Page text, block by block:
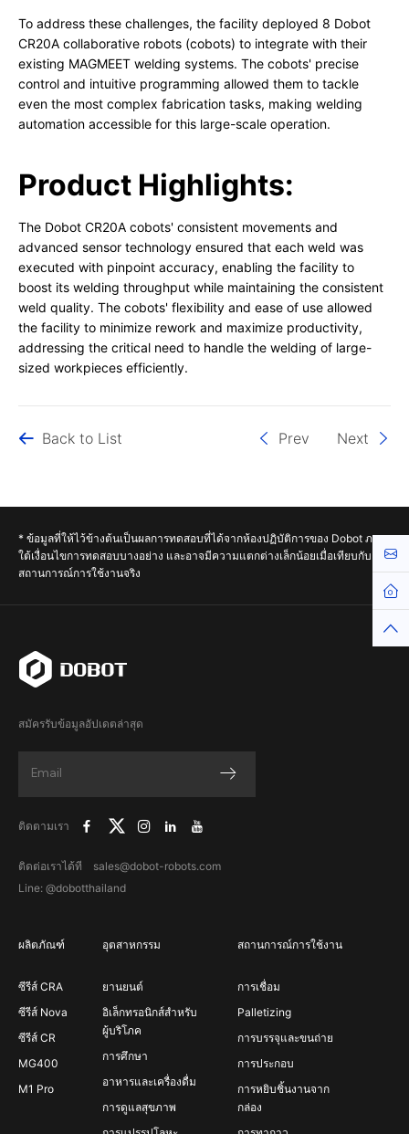
To address these challenges, the facility deployed 8 Dobot
CR20A collaborative robots (cobots) to integrate with their
existing MAGMEET welding systems. The cobots' precise
control and intuitive programming allowed them to tackle
even the most complex fabrication tasks, making welding
automation accessible for this large-scale operation.
Product Highlights:
The Dobot CR20A cobots' consistent movements and
advanced sensor technology ensured that each weld was
executed with pinpoint accuracy, enabling the facility to
boost its welding throughput while maintaining the consistent
weld quality. The cobots' flexibility and ease of use allowed
the facility to minimize rework and maximize productivity,
addressing the critical need to handle the welding of large-
sized workpieces efficiently.
Back to List Prev Next
* ข้อมูลที่ให้ไว้ข้างต้นเป็นผลการทดสอบที่ได้จากห้องปฏิบัติการของ Dobot ภาย
ใต้เงื่อนไขการทดสอบบางอย่าง และอาจมีความแตกต่างเล็กน้อยเมื่อเทียบกับ
สถานการณ์การใช้งานจริง
สมัครรับข้อมูลอัปเดตล่าสุด
ติดตามเรา
ติดต่อเราได้ที sales@dobot-robots.com
Line: @dobotthailand
ผลิตภัณฑ์
ซีรีส์ CRA
ซีรีส์ Nova
ซีรีส์ CR
MG400
M1 Pro
อุตสาหกรรม
ยานยนต์
อิเล็กทรอนิกส์สำหรับ
ผู้บริโภค
การศึกษา
อาหารและเครื่องดื่ม
การดูแลสุขภาพ
สถานการณ์การใช้งาน
การเชื่อม
Palletizing
การบรรจุและขนถ่าย
การประกอบ
การหยิบชิ้นงานจาก
กล่อง
Top